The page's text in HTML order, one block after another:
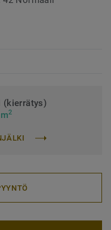
(kierrätys)
2